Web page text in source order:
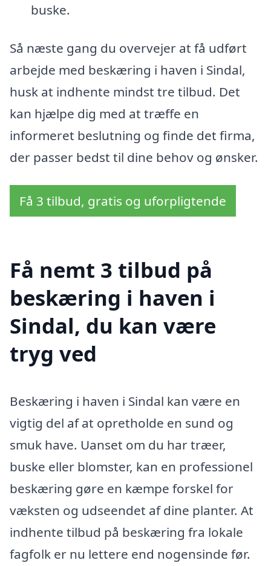
buske.
Så næste gang du overvejer at få udført
arbejde med beskæring i haven i Sindal,
husk at indhente mindst tre tilbud. Det
kan hjælpe dig med at træffe en
informeret beslutning og finde det firma,
der passer bedst til dine behov og ønsker.
Få 3 tilbud, gratis og uforpligtende
Få nemt 3 tilbud på
beskæring i haven i
Sindal, du kan være
tryg ved
Beskæring i haven i Sindal kan være en
vigtig del af at opretholde en sund og
smuk have. Uanset om du har træer,
buske eller blomster, kan en professionel
beskæring gøre en kæmpe forskel for
væksten og udseendet af dine planter. At
indhente tilbud på beskæring fra lokale
fagfolk er nu lettere end nogensinde før.